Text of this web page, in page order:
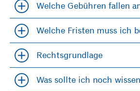
Accordion öfffnen und schließen
Welche Gebühren fallen
Accordion öfffnen und schließen
Welche Fristen muss ich
Accordion öfffnen und schließen
Rechtsgrundlage
Accordion öfffnen und schließen
Was sollte ich noch